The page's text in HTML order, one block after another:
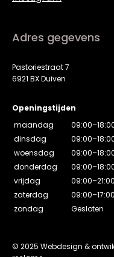
Adres gegevens
Pastoriestraat 7
6921 BX Duiven
Openingstijden
maandag
dinsdag
woensdag
donderdag
vrijdag
09:00–21:00
zaterdag
09:00–17:00
zondag
Gesloten
© 2025 Webdesign &